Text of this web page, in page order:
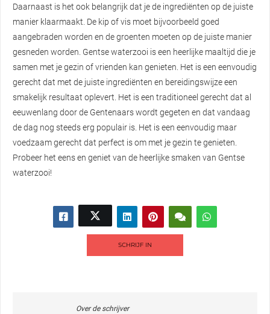
Daarnaast is het ook belangrijk dat je de ingrediënten op de juiste
manier klaarmaakt. De kip of vis moet bijvoorbeeld goed
aangebraden worden en de groenten moeten op de juiste manier
gesneden worden. Gentse waterzooi is een heerlijke maaltijd die je
samen met je gezin of vrienden kan genieten. Het is een eenvoudig
gerecht dat met de juiste ingrediënten en bereidingswijze een
smakelijk resultaat oplevert. Het is een traditioneel gerecht dat al
eeuwenlang door de Gentenaars wordt gegeten en dat vandaag
de dag nog steeds erg populair is. Het is een eenvoudig maar
voedzaam gerecht dat perfect is om met je gezin te genieten.
Probeer het eens en geniet van de heerlijke smaken van Gentse
waterzooi!
SCHRIJF IN
Over de schrijver